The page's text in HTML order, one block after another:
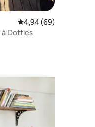
Évaluation moyenne
4,94 (69)
Dotties